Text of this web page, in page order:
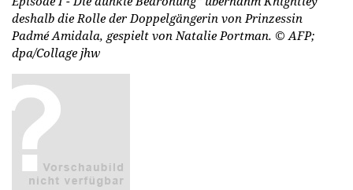
deshalb die Rolle der Doppelgängerin von Prinzessin
Padmé Amidala, gespielt von Natalie Portman. © AFP;
dpa/Collage jhw